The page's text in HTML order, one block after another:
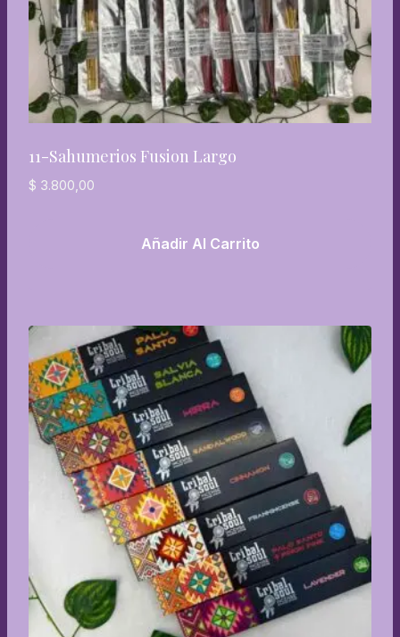
11-Sahumerios Fusion Largo
$ 3.800,00
Añadir Al Carrito